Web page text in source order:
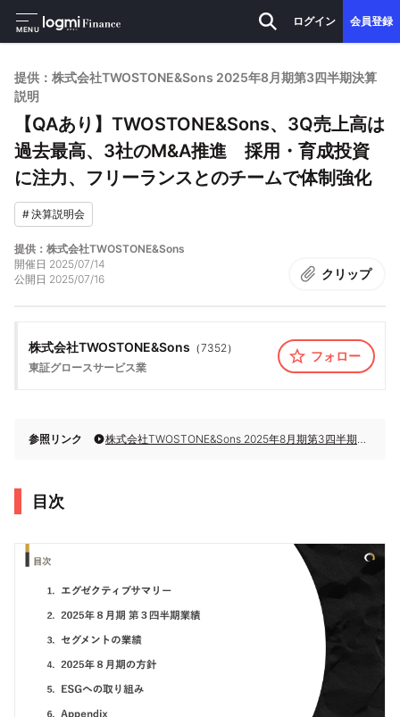
MENU
ログイン 会員登録
提供：株式会社TWOSTONE&Sons 2025年8月期第3四半期決算
説明
【QAあり】TWOSTONE&Sons、3Q売上高は
過去最高、3社のM&A推進 採用・育成投資
に注力、フリーランスとのチームで体制強化
#決算説明会
提供：株式会社TWOSTONE&Sons
開催日 2025/07/14
公開日 2025/07/16 クリップ
株式会社TWOSTONE&Sons （7352）
東証グロースサービス業
フォロー
参照リンク 株式会社TWOSTONE&Sons 2025年8月期第3四半期決算説明
目次